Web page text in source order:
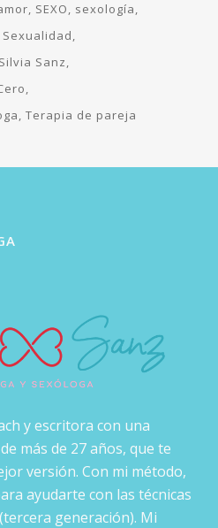
SEXO
sexología
Sexualidad
Silvia Sanz
Terapia de pareja
y escritora con una
más de 27 años, que te
versión. Con mi método,
ayudarte con las técnicas
generación). Mi